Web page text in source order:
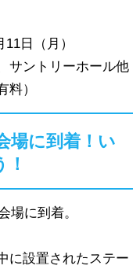
日（月）
サントリーホール他
料）
場に到着！い
場に到着。
に設置されたステー